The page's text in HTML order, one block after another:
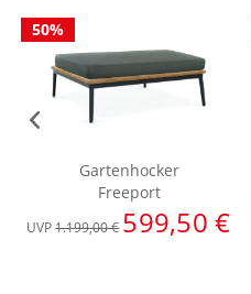
50%
Gartenhocker
Freeport
UVP1.199,00 € 599,50 €